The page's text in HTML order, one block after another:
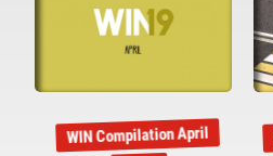
WIN Compilation April